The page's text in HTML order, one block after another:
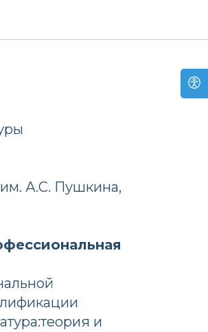
А.С. Пушкина,
и